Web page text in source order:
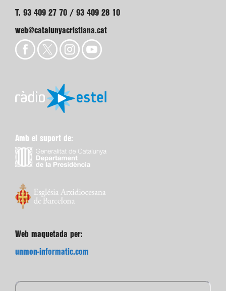
T. 93 409 27 70 / 93 409 28 10
web@catalunyacristiana.cat
Amb el suport de:
Web maquetada per:
unmon-informatic.com